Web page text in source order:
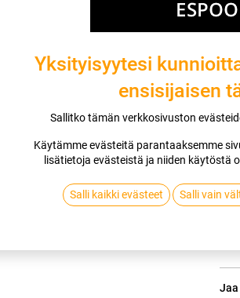
X
EI
Jaa
Yksityisyytesi
ensisijaisen
Sallitko tämän verkkosivuston
Käytämme evästeitä parantaaksemme
lisätietoja evästeistä ja niiden käytöstä
Salli kaikki evästeet Salli vain